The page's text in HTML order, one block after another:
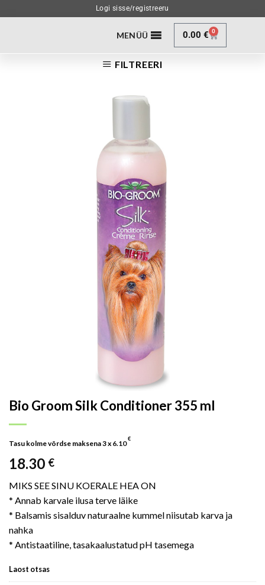
Logi sisse/registreeru
MENÜÜ 0.00€ 0
FILTREERI
Bio Groom Silk Conditioner 355 ml
Tasu kolme võrdse maksena 3 x 6.10
€
18.30 €
MIKS SEE SINU KOERALE HEA ON
* Annab karvale ilusa terve läike
* Balsamis sisalduv naturaalne kummel niisutab karva ja
nahka
* Antistaatiline, tasakaalustatud pH tasemega
Laost otsas